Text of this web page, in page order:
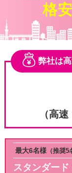
格
弊社は
（高
スタンダード
最大6名様 （推奨5